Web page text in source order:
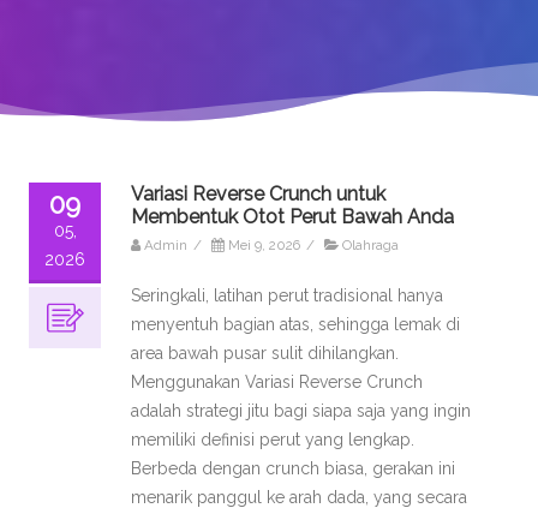
09
05,
2026
Variasi Reverse Crunch untuk
Membentuk Otot Perut Bawah Anda
Admin / Mei 9, 2026 / Olahraga
Seringkali, latihan perut tradisional hanya
menyentuh bagian atas, sehingga lemak di
area bawah pusar sulit dihilangkan.
Menggunakan Variasi Reverse Crunch
adalah strategi jitu bagi siapa saja yang ingin
memiliki definisi perut yang lengkap.
Berbeda dengan crunch biasa, gerakan ini
menarik panggul ke arah dada, yang secara